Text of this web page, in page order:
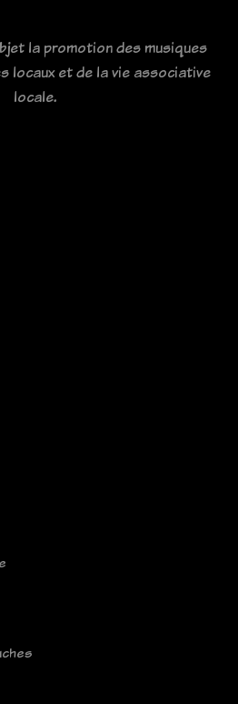
la promotion des musiques
locaux et de la vie associative
locale.